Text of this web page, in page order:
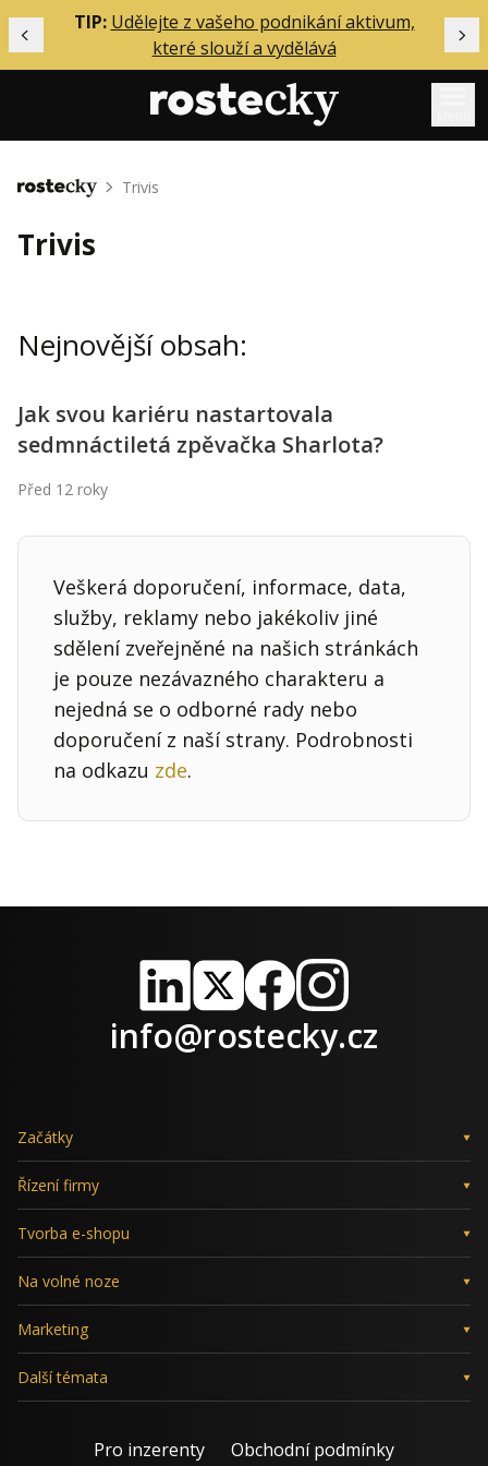
Předchozí
TIP: Udělejte z vašeho podnikání aktivum,
které slouží a vydělává
Mentoring
Solo
Inzerce
Přihlášení
Kontakt
Obchodní podmínky
Hledaná fráze Hledat
Domů Trivis
Trivis
Nejnovější obsah:
Jak svou kariéru nastartovala
sedmnáctiletá zpěvačka Sharlota?
Před 12 roky
Veškerá doporučení, informace, data,
služby, reklamy nebo jakékoliv jiné
sdělení zveřejněné na našich stránkách
je pouze nezávazného charakteru a
nejedná se o odborné rady nebo
doporučení z naší strany. Podrobnosti
na odkazu zde.
LinkedIn
X FacebookInstagram
info@rostecky.cz
Začátky
Řízení firmy
Tvorba e-shopu
Na volné noze
Marketing
Další témata
Pro inzerenty Obchodní podmínky